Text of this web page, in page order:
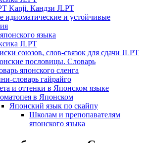
Kanji. Кандзи JLPT
идиоматические и устойчивые
языка
JLPT
союзов, слов-связок для сдачи JLPT
пословицы. Словарь
японского сленга
словарь гайрайго
и оттенки в Японском языке
в Японском
Японский язык по скайпу
Школам и препопавателям
японского языка